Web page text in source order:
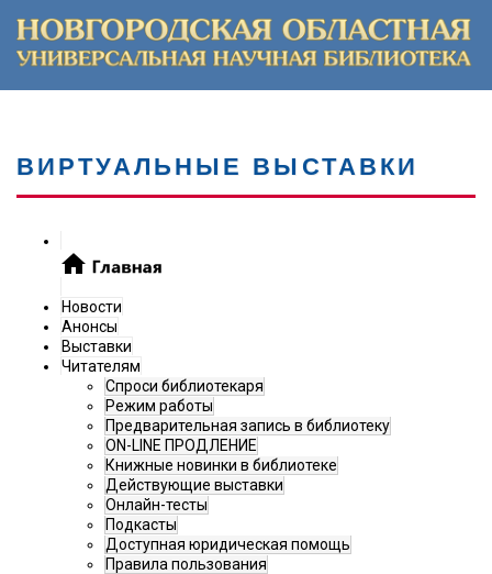
ВИРТУАЛЬНЫЕ ВЫСТАВКИ
Новости
Анонсы
Выставки
Читателям
Спроси библиотекаря
Режим работы
Предварительная запись в библиотеку
ON-LINE ПРОДЛЕНИЕ
Книжные новинки в библиотеке
Действующие выставки
Онлайн-тесты
Подкасты
Доступная юридическая помощь
Правила пользования